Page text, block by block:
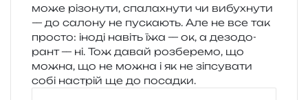
може різо­ну­ти, спа­ла­хну­ти чи вибу­хну­ти
— до сало­ну не пуска­ють. Але не все так
про­сто: іноді навіть їжа — ок, а дезо­до­
рант — ні. Тож давай роз­бе­ре­мо, що
можна, що не можна і як не зіпсу­ва­ти
собі настрій ще до посадки.